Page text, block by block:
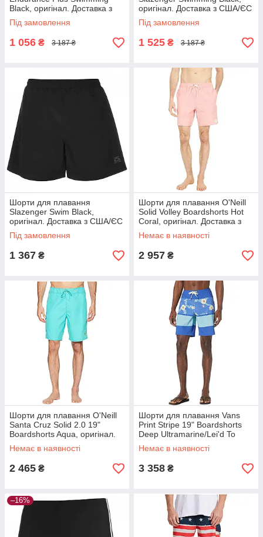
Black, оригінал. Доставка з
США/ЄС протягом 14 днів
Під замовлення
1 056 ₴ 3 187 ₴
оригінал. Доставка з США/ЄС
протягом 14 днів
Під замовлення
1 525 ₴ 3 187 ₴
Шорти для плавання
Slazenger Swim Black,
оригінал. Доставка з США/ЄС
протягом 14 днів
Під замовлення
1 367 ₴
Шорти для плавання O'Neill
Solid Volley Boardshorts Hot
Coral, оригінал. Доставка з
США/ЄС протягом 14 днів
Немає в наявності
2 957 ₴
Шорти для плавання O'Neill
Santa Cruz Solid 2.0 19"
Boardshorts Aqua, оригінал.
Доставка від 14 днів
Немає в наявності
2 465 ₴
Шорти для плавання Vans
Print Stripe 19" Boardshorts
Deep Ultramarine/Lei'd To
Rest, оригінал. Доставка від
14 днів
Немає в наявності
3 358 ₴
–16%